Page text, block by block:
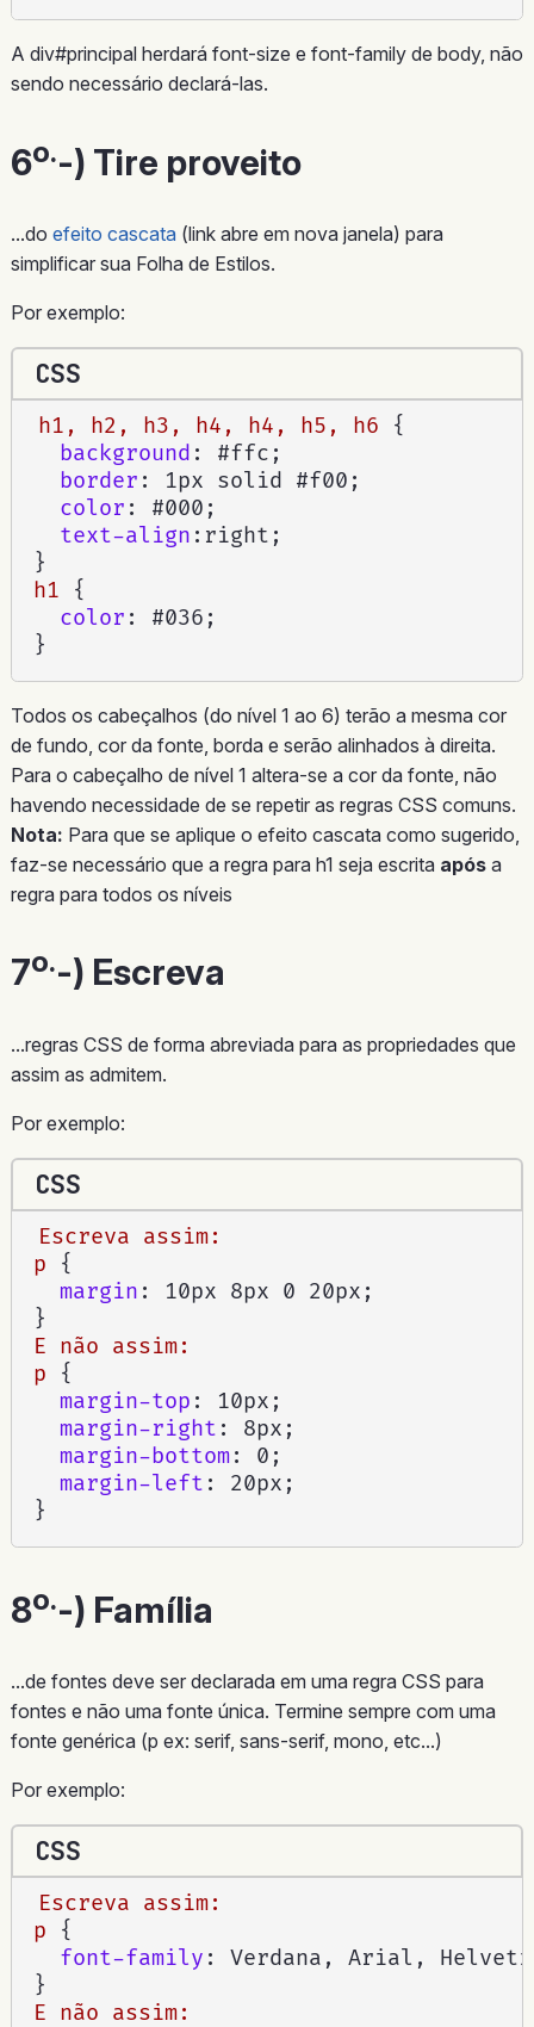
A div#principal herdará font-size e font-family de body, não
sendo necessário declará-las.
6o.-) Tire proveito
...do efeito cascata(link abre em nova janela) para
simplificar sua Folha de Estilos.
Por exemplo:
CSS
h1, h2, h3, h4, h4, h5, h6
{
background : #ffc ;
border : 1px solid #f00 ;
color : #000 ;
text-align : right ;
}
h1
{
color : #036 ;
}
Todos os cabeçalhos (do nível 1 ao 6) terão a mesma cor
de fundo, cor da fonte, borda e serão alinhados à direita.
Para o cabeçalho de nível 1 altera-se a cor da fonte, não
havendo necessidade de se repetir as regras CSS comuns.
Nota: Para que se aplique o efeito cascata como sugerido,
faz-se necessário que a regra para h1 seja escrita apósa
regra para todos os níveis
7o.-) Escreva
...regras CSS de forma abreviada para as propriedades que
assim as admitem.
Por exemplo:
CSS
Escreva assim:
p
{
margin : 10px 8px 0 20px ;
}
E não assim:
p
{
margin-top : 10px ;
margin-right : 8px ;
margin-bottom: 0 ;
margin-left : 20px ;
}
8o.-) Família
...de fontes deve ser declarada em uma regra CSS para
fontes e não uma fonte única. Termine sempre com uma
fonte genérica (p ex: serif, sans-serif, mono, etc...)
Por exemplo:
CSS
Escreva assim:
p
{
font-family :
Verdana, Arial,
}
E não assim: